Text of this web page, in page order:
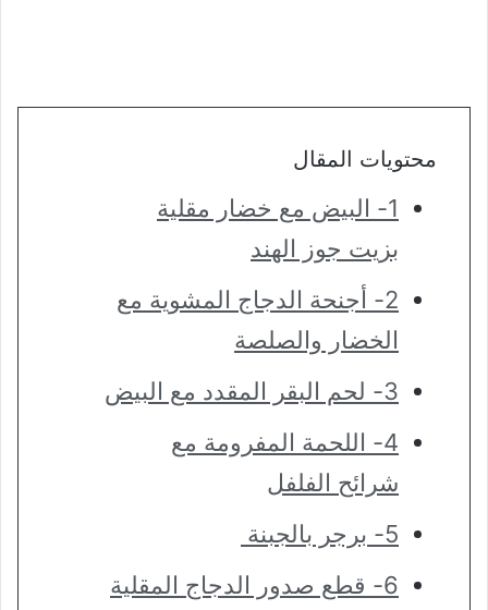
محتويات المقال
1- البيض مع خضار مقلية
بزيت جوز الهند
2- أجنحة الدجاج المشوية مع
الخضار والصلصة
3- لحم البقر المقدد مع البيض
4- اللحمة المفرومة مع
شرائح الفلفل
5- برجر بالجبنة
6- قطع صدور الدجاج المقلية